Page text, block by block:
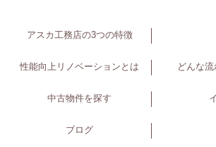
アスカ工務店の3つの特徴
性能向上リノベーションとは どんな
中古物件を探す
ブログ